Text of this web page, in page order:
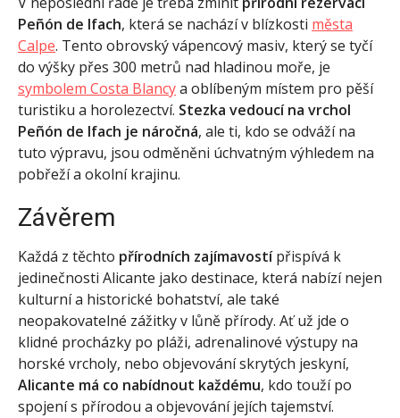
Peñón de Ifach, která se nachází v blízkosti města
Calpe. Tento obrovský vápencový masiv, který se tyčí
do výšky přes 300 metrů nad hladinou moře, je
symbolem Costa Blancya oblíbeným místem pro pěší
turistiku a horolezectví. Stezka vedoucí na vrchol
Peñón de Ifach je náročná, ale ti, kdo se odváží na
tuto výpravu, jsou odměněni úchvatným výhledem na
pobřeží a okolní krajinu.
Závěrem
Každá z těchto přírodních zajímavostípřispívá k
jedinečnosti Alicante jako destinace, která nabízí nejen
kulturní a historické bohatství, ale také
neopakovatelné zážitky v lůně přírody. Ať už jde o
klidné procházky po pláži, adrenalinové výstupy na
horské vrcholy, nebo objevování skrytých jeskyní,
Alicante má co nabídnout každému, kdo touží po
spojení s přírodou a objevování jejích tajemství.